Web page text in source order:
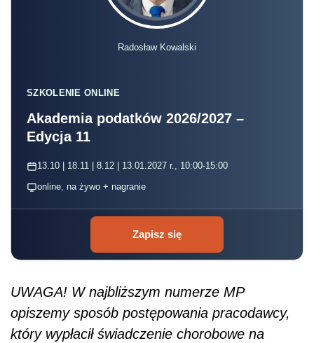
Radosław Kowalski
SZKOLENIE ONLINE
Akademia podatków 2026/2027 –
Edycja 11
13.10 | 18.11 | 8.12 | 13.01.2027 r., 10:00-15:00
online, na żywo + nagranie
Zapisz się
UWAGA! W najbliższym numerze MP
opiszemy sposób postępowania pracodawcy,
który wypłacił świadczenie chorobowe na